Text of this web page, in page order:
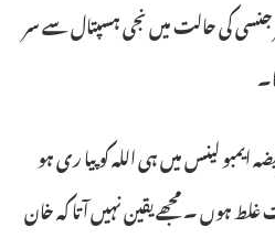
جنسی کی حالت میں نجی ہسپتال سے سر
لینس میں ہی اللہ کو پیا ری ہو
ہوں ۔ مجھے یقین نہیں آ تا کہ خان